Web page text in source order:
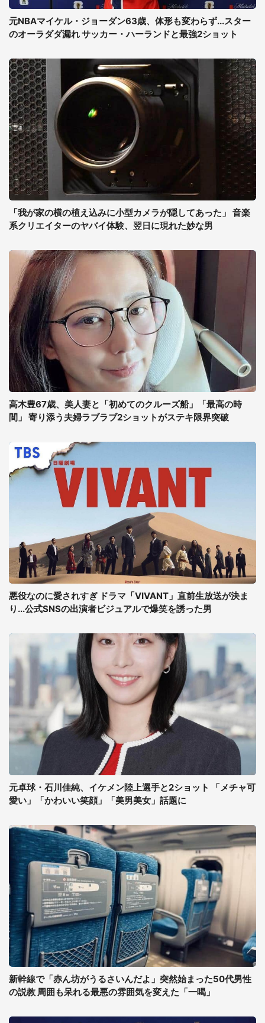
元NBAマイケル・ジョーダン63歳、体形も変わらず...スター
のオーラダダ漏れ サッカー・ハーランドと最強2ショット
「我が家の横の植え込みに小型カメラが隠してあった」 音楽
系クリエイターのヤバイ体験、翌日に現れた妙な男
高木豊67歳、美人妻と「初めてのクルーズ船」「最高の時
間」 寄り添う夫婦ラブラブ2ショットがステキ限界突破
悪役なのに愛されすぎ ドラマ「VIVANT」直前生放送が決ま
り...公式SNSの出演者ビジュアルで爆笑を誘った男
元卓球・石川佳純、イケメン陸上選手と2ショット 「メチャ可
愛い」「かわいい笑顔」「美男美女」話題に
新幹線で「赤ん坊がうるさいんだよ」突然始まった50代男性
の説教 周囲も呆れる最悪の雰囲気を変えた「一喝」